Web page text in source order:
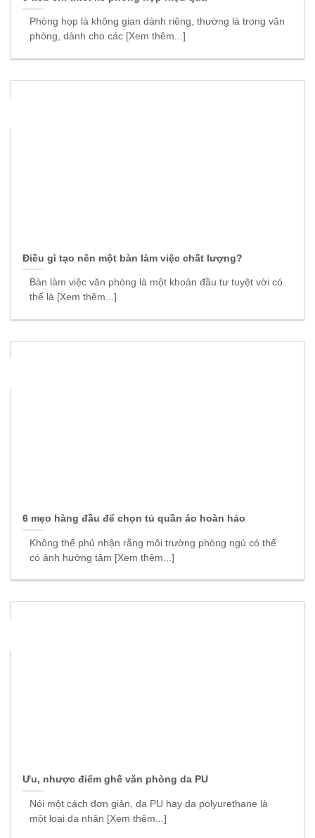
Phòng họp là không gian dành riêng, thường là trong văn
phòng, dành cho các [Xem thêm...]
Điều gì tạo nên một bàn làm việc chất lượng?
Bàn làm việc văn phòng là một khoản đầu tư tuyệt vời có
thể là [Xem thêm...]
6 mẹo hàng đầu để chọn tủ quần áo hoàn hảo
Không thể phủ nhận rằng môi trường phòng ngủ có thể
có ảnh hưởng tâm [Xem thêm...]
Ưu, nhược điểm ghế văn phòng da PU
Nói một cách đơn giản, da PU hay da polyurethane là
một loại da nhân [Xem thêm...]